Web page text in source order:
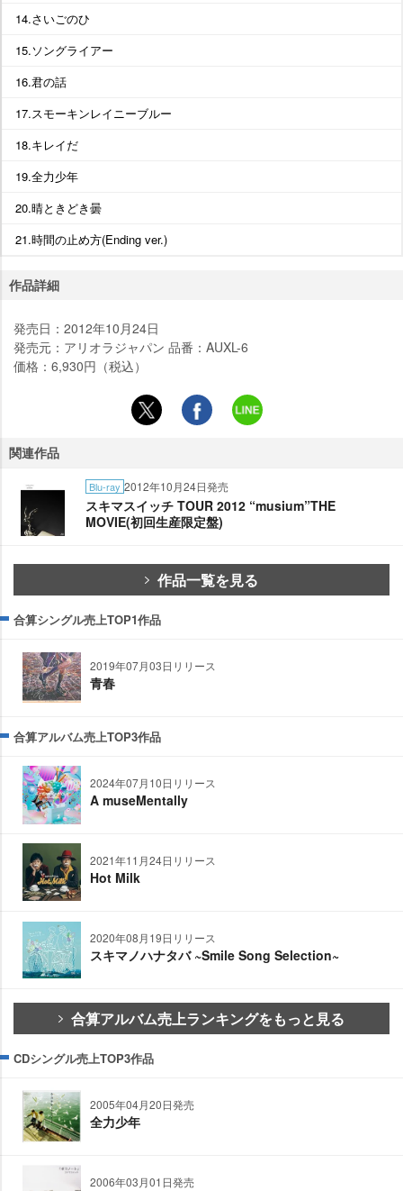
14.さいごのひ
15.ソングライアー
16.君の話
17.スモーキンレイニーブルー
18.キレイだ
19.全力少年
20.晴ときどき曇
21.時間の止め方(Ending ver.)
作品詳細
発売日：2012年10月24日
発売元：アリオラジャパン 品番：AUXL-6
価格：6,930円（税込）
関連作品
Blu-ray 2012年10月24日発売
スキマスイッチ TOUR 2012 “musium”THE
MOVIE(初回生産限定盤)
作品一覧を見る
合算シングル売上TOP1作品
2019年07月03日リリース
青春
合算アルバム売上TOP3作品
2024年07月10日リリース
A museMentally
2021年11月24日リリース
Hot Milk
2020年08月19日リリース
スキマノハナタバ ~Smile Song Selection~
合算アルバム売上ランキングをもっと見る
CDシングル売上TOP3作品
2005年04月20日発売
全力少年
2006年03月01日発売